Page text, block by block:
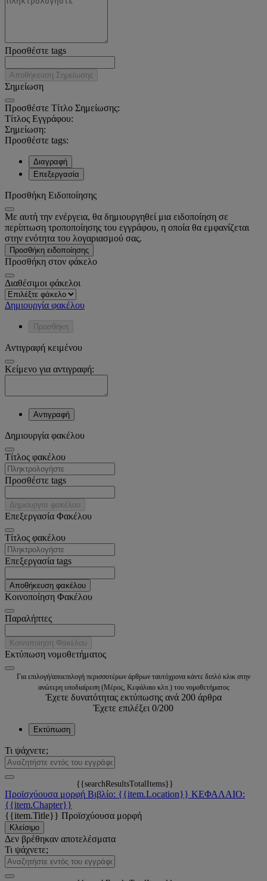
Προσθέστε tags
Αποθήκευση Σημείωσης
Σημείωση
Προσθέστε Τίτλο Σημείωσης:
Τίτλος Εγγράφου:
Σημείωση:
Προσθέστε tags:
Διαγραφή
Επεξεργασία
Προσθήκη Ειδοποίησης
Με αυτή την ενέργεια, θα δημιουργηθεί μια ειδοποίηση σε
περίπτωση τροποποίησης του εγγράφου, η οποία θα εμφανίζεται
στην ενότητα του λογαριασμού σας.
Προσθήκη ειδοποίησης
Προσθήκη στον φάκελο
Διαθέσιμοι φάκελοι
Δημιουργία φακέλου
Προσθήκη
Αντιγραφή κειμένου
Κείμενο για αντιγραφή:
Αντιγραφή
Δημιουργία φακέλου
Tίτλος φακέλου
Προσθέστε tags
Δημιουργία φακέλου
Επεξεργασία Φακέλου
Tίτλος φακέλου
Επεξεργασία tags
Αποθήκευση φακέλου
Κοινοποίηση Φακέλου
Παραλήπτες
Κοινοποίηση Φακέλου
Εκτύπωση νομοθετήματος
Για επιλογή/αποεπιλογή περισσοτέρων άρθρων ταυτόχρονα κάντε διπλό κλικ στην
ανώτερη υποδιαίρεση (Μέρος, Κεφάλαιο κλπ.) του νομοθετήματος
Έχετε δυνατότητας εκτύπωσης ανά 200 άρθρα
Έχετε επιλέξει 0/200
Εκτύπωση
Τι ψάχνετε;
{{searchResultsTotalItems}}
Προϊσχύουσα μορφή Βιβλίο: {{item.Location}} ΚΕΦΑΛΑΙΟ:
{{item.Chapter}}
{{item.Title}} Προϊσχύουσα μορφή
Κλείσιμο
Δεν βρέθηκαν αποτελέσματα
Τι ψάχνετε;